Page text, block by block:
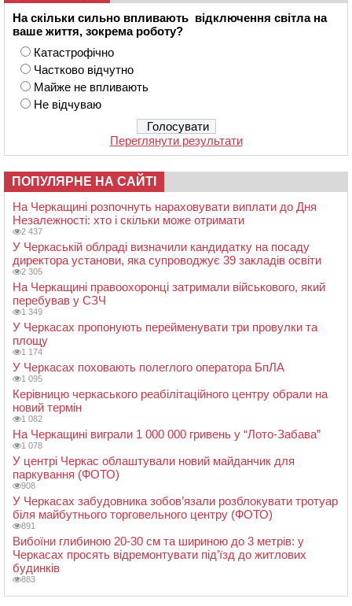
На скільки сильно впливають відключення світла на
ваше життя, зокрема роботу?
Катастрофічно
Частково відчутно
Майже не впливають
Не відчуваю
Переглянути результати
ПОПУЛЯРНЕ НА САЙТІ
На Черкащині розпочнуть нараховувати виплати до Дня
Незалежності: хто і скільки може отримати
2 437
У Черкаській облраді визначили кандидатку на посаду
директора установи, яка супроводжує 39 закладів освіти
2 305
На Черкащині правоохоронці затримали військового, який
перебував у СЗЧ
1 349
У Черкасах пропонують перейменувати три провулки та
площу
1 174
У Черкасах поховають полеглого оператора БпЛА
1 095
Керівницю черкаського реабілітаційного центру обрали на
новий термін
1 082
На Черкащині виграли 1 000 000 гривень у “Лото-Забава”
1 078
У центрі Черкас облаштували новий майданчик для
паркування (ФОТО)
908
У Черкасах забудовника зобов’язали розблокувати тротуар
біля майбутнього торговельного центру (ФОТО)
891
Вибоїни глибиною 20-30 см та шириною до 3 метрів: у
Черкасах просять відремонтувати під’їзд до житлових
будинків
883